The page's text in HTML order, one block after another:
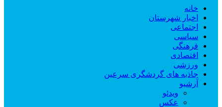
خانه
اخبار شهرستان
اجتماعی
سیاسی
فرهنگی
اقتصادی
ورزشی
جاذبه های گردشگری سرعین
آرشیو
ویدئو
عکس